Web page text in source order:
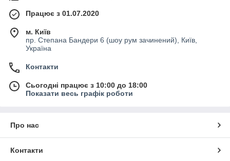
Працює з 01.07.2020
м. Київ
пр. Степана Бандери 6 (шоу рум зачинений), Київ,
Україна
Контакти
Сьогодні працює з 10:00 до 18:00
Показати весь графік роботи
Про нас
Контакти